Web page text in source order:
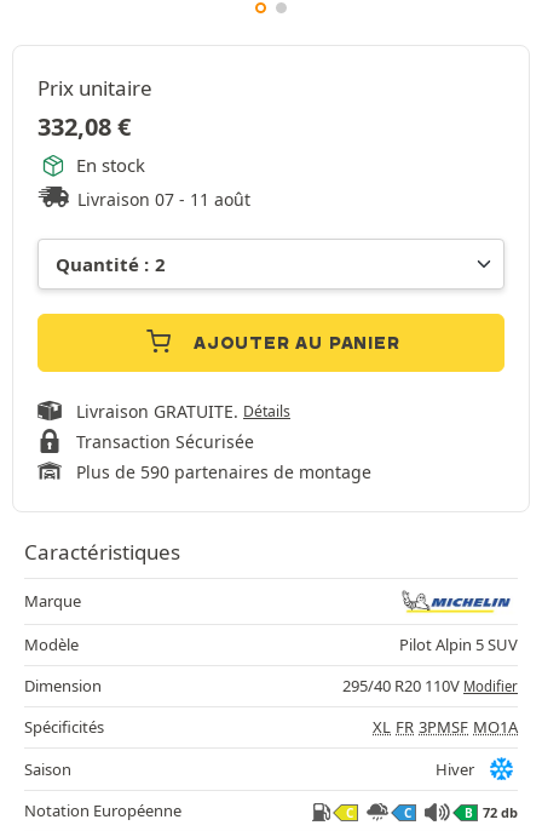
Prix unitaire
332,08€
En stock
Livraison 07 - 11 août
AJOUTER AU PANIER
Livraison GRATUITE. Détails
Transaction Sécurisée
Plus de 590 partenaires de montage
Caractéristiques
Marque
Modèle
Pilot Alpin 5 SUV
Dimension
295/40 R20 110V Modifier
Spécificités XL FR 3PMSF MO1A
Saison
Hiver
Notation Européenne
C C B 72 db